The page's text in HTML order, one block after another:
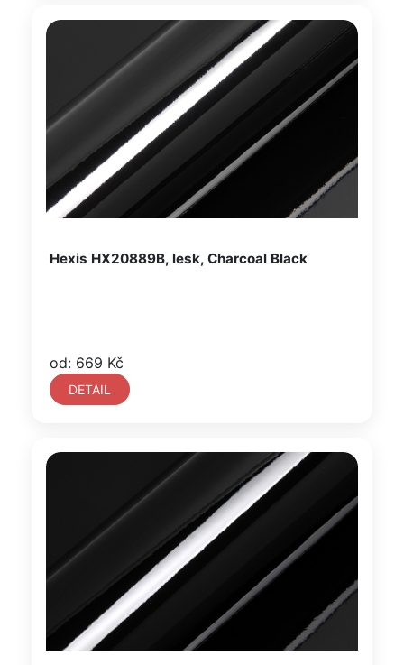
Hexis HX20889B, lesk, Charcoal Black
od: 669 Kč
DETAIL